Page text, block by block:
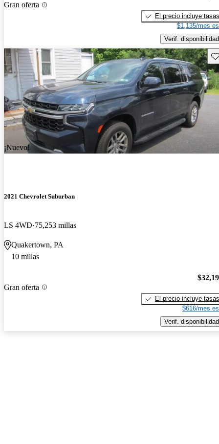
Gran oferta
El precio incluye tasas
$1,135/mes
Verif. disponibilidad
¡Nuevo!
2021 Chevrolet Suburban
LS 4WD 75,253 millas
Quakertown, PA
10 millas
Gran oferta
El precio incluye tasas
$616/mes
Verif. disponibilidad